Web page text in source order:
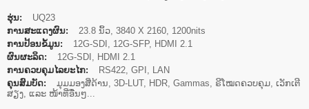
ຮຸ່ນ:
UQ23
ການສະແດງຜົນ:
23.8 ນິ້ວ, 3840 X 2160, 1200nits
ການປ້ອນຂໍ້ມູນ:
12G-SDI, 12G-SFP, HDMI 2.1
ຜົນຜະລິດ:
12G-SDI, HDMI 2.1
ການຄວບຄຸມໄລຍະໄກ:
RS422, GPI, LAN
ຄຸນສົມບັດ:
ມຸມມອງສີ່ດ້ານ, 3D-LUT, HDR, Gammas, ຣີໂໝດຄວບຄຸມ, ເວັກເຕີ
ສຽງ, ແລະ ໜ້າທີ່ອື່ນໆ...